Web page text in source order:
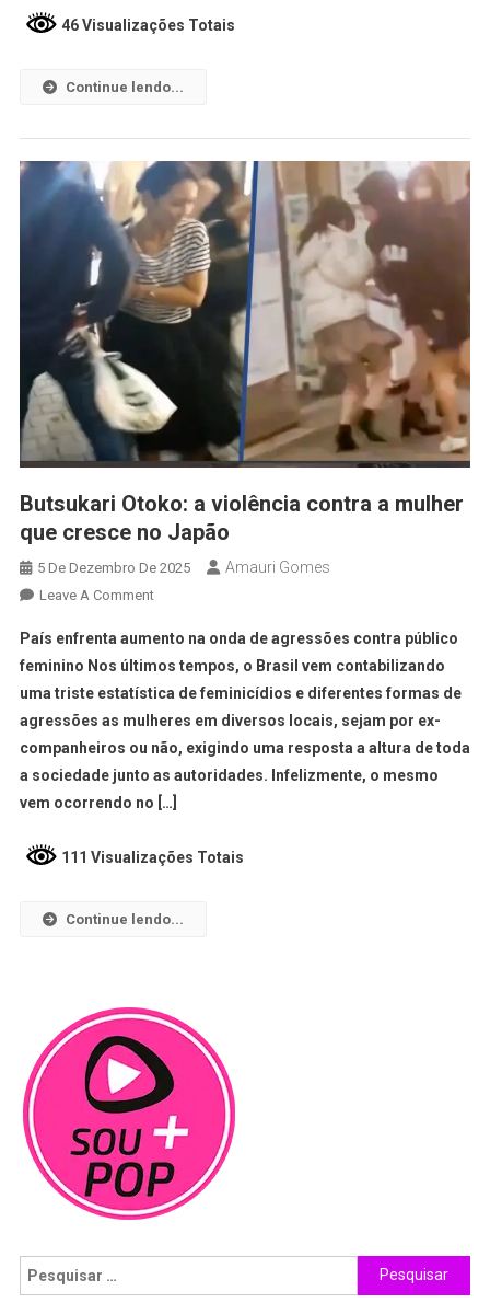
46 Visualizações Totais
Continue lendo...
Butsukari Otoko: a violência contra a mulher
que cresce no Japão
5 De Dezembro De 2025 Amauri Gomes
Leave A Comment
País enfrenta aumento na onda de agressões contra público
feminino Nos últimos tempos, o Brasil vem contabilizando
uma triste estatística de feminicídios e diferentes formas de
agressões as mulheres em diversos locais, sejam por ex-
companheiros ou não, exigindo uma resposta a altura de toda
a sociedade junto as autoridades. Infelizmente, o mesmo
vem ocorrendo no […]
111 Visualizações Totais
Continue lendo...